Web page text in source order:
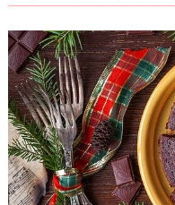
ェ
デ
ィ
ン
グ
フ
ォ